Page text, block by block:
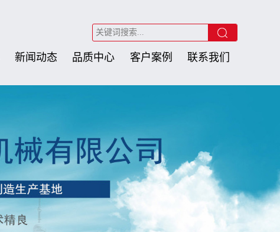
新闻动态 品质中心 客户案例 联系我们